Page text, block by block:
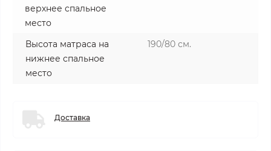
верхнее спальное
место
Высота матраса на
нижнее спальное
место
190/80 см.
Доставка